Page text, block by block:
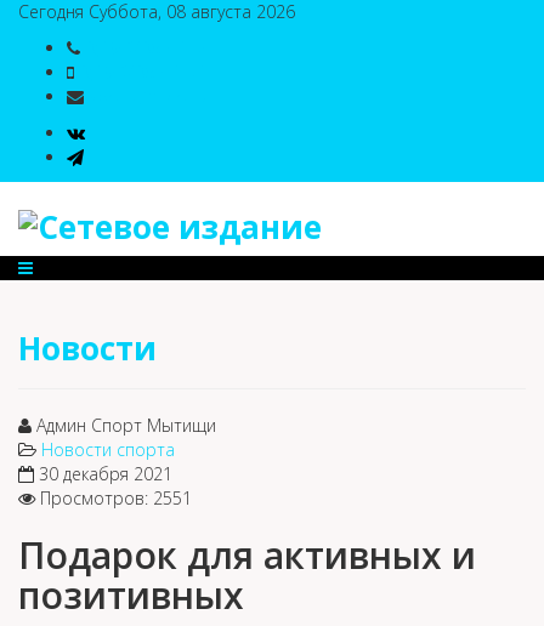
Сегодня Суббота, 08 августа 2026
Новости
Админ Спорт Мытищи
Новости спорта
30 декабря 2021
Просмотров: 2551
Подарок для активных и
позитивных